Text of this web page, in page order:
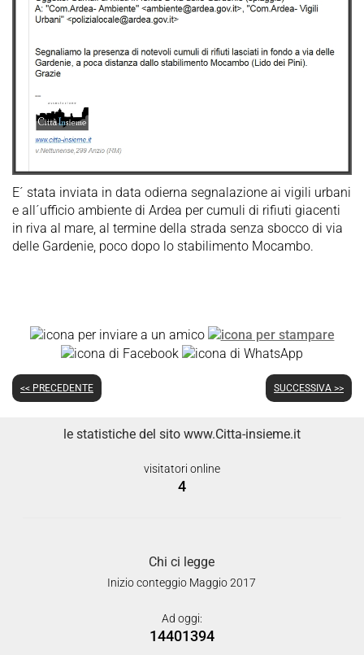
E´ stata inviata in data odierna segnalazione ai vigili urbani
e all´ufficio ambiente di Ardea per cumuli di rifiuti giacenti
in riva al mare, al termine della strada senza sbocco di via
delle Gardenie, poco dopo lo stabilimento Mocambo.
<< PRECEDENTE SUCCESSIVA >>
le statistiche del sito www.Citta-insieme.it
visitatori online
4
Chi ci legge
Inizio conteggio Maggio 2017
Ad oggi:
14401394